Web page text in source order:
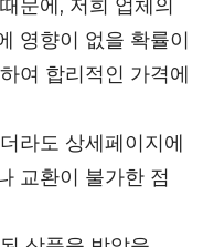
문에, 저희 업체의
영향이 없을 확률이
여 합리적인 가격에
라도 상세페이지에
교환이 불가한 점